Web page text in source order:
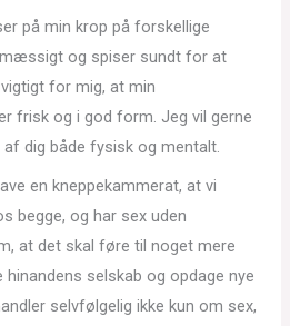
på min krop på forskellige
og spiser sundt for at
for mig, at min
frisk og i god form. Jeg vil gerne
dig både fysisk og mentalt.
en kneppekammerat, at vi
begge, og har sex uden
at det skal føre til noget mere
hinandens selskab og opdage nye
selvfølgelig ikke kun om sex,